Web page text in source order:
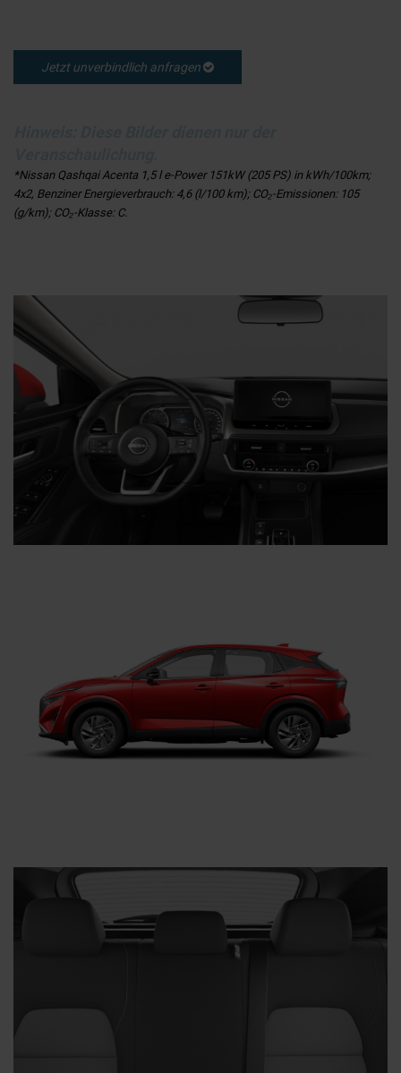
Jetzt unverbindlich anfragen
*Nissan Qashqai Acenta 1,5 l e-Power 151kW (205 PS) in kWh/100km;
4x2, Benziner Energieverbrauch: 4,6 (l/100 km); CO₂-Emissionen: 105
(g/km); CO₂-Klasse: C.